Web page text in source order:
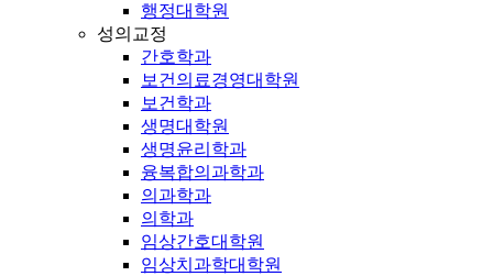
행정대학원
성의교정
간호학과
보건의료경영대학원
보건학과
생명대학원
생명윤리학과
융복합의과학과
의과학과
의학과
임상간호대학원
임상치과학대학원